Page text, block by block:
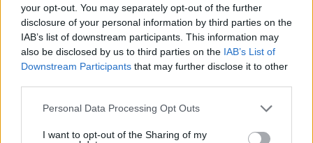
your opt-out. You may separately opt-out of the further
disclosure of your personal information by third parties on the
IAB’s list of downstream participants. This information may
also be disclosed by us to third parties on the IAB’s List of
Downstream Participants that may further disclose it to other
Please note that this website/app uses one or more Google
not limited to your visit or usage behaviour. You may click to
Personal Data Processing Opt Outs
I want to opt-out of the Sharing of my
μέχρι να βρεθεί θεραπεία. Όλος ο κόσμος έχει
“χτυπηθεί” πολύ, εταιρείες και μαγαζιά
κλείνουν, χρεοκοπούν, ανθρώπινες ζωές
χάνονται καθημερινά. Αυτό που με εξοργίζει
βλέπω ανεύθυνες συμπεριφορές. Μπορώ να
δεχτώ και να σεβαστώ κάθε άποψη, σαν